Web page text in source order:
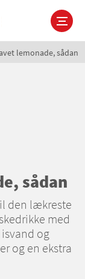
lemonade, sådan
sådan
den lækreste
med
og
og en ekstra